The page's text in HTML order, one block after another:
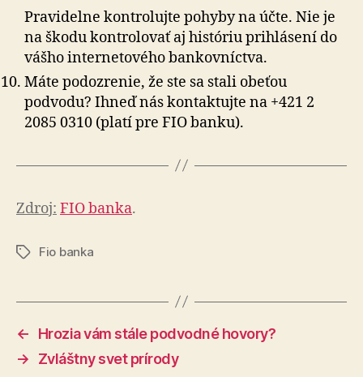
Pravidelne kontrolujte pohyby na účte. Nie je
na škodu kontrolovať aj históriu prihlásení do
vášho in­ter­ne­to­vé­ho bankovníctva.
Máte podozrenie, že ste sa stali obeťou
podvodu? Ihneď nás kontaktujte na +421 2
2085 0310 (platí pre FIO banku).
Zdroj: FIO banka.
ZnačkyFio banka
←
Hrozia vám stále podvodné hovory?
→
Zvláštny svet prírody